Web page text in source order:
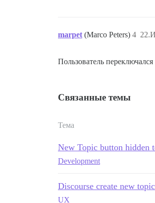
marpet (Marco Peters) 4
Пользователь
Связанные темы
Тема
New Topic button hidden
Development
Discourse create new
UX